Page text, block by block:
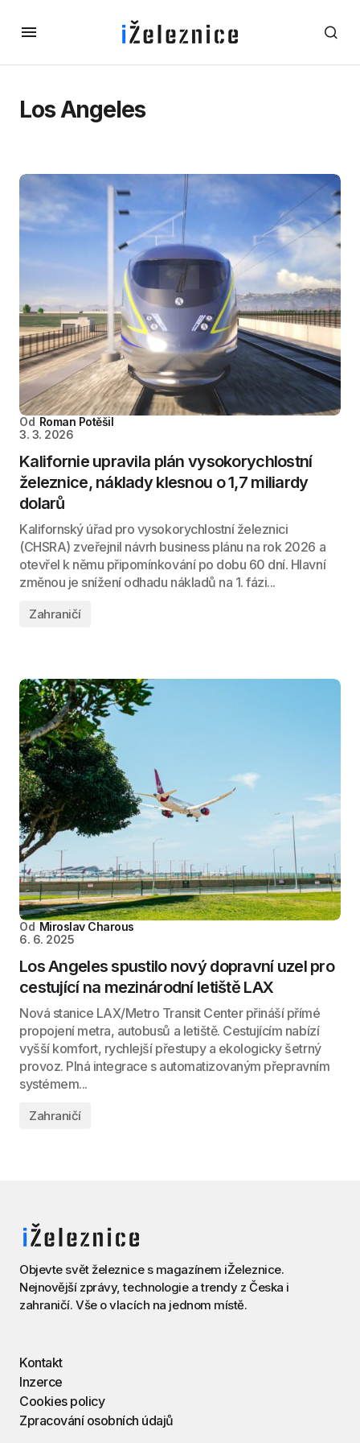
Los Angeles
Od Roman Potěšil
3. 3. 2026
Kalifornie upravila plán vysokorychlostní
železnice, náklady klesnou o 1,7 miliardy
dolarů
Kalifornský úřad pro vysokorychlostní železnici
(CHSRA) zveřejnil návrh business plánu na rok 2026 a
otevřel k němu připomínkování po dobu 60 dní. Hlavní
změnou je snížení odhadu nákladů na 1. fázi...
Zahraničí
Od Miroslav Charous
6. 6. 2025
Los Angeles spustilo nový dopravní uzel pro
cestující na mezinárodní letiště LAX
Nová stanice LAX/Metro Transit Center přináší přímé
propojení metra, autobusů a letiště. Cestujícím nabízí
vyšší komfort, rychlejší přestupy a ekologicky šetrný
provoz. Plná integrace s automatizovaným přepravním
systémem...
Zahraničí
Objevte svět železnice s magazínem iŽeleznice.
Nejnovější zprávy, technologie a trendy z Česka i
zahraničí. Vše o vlacích na jednom místě.
Kontakt
Inzerce
Cookies policy
Zpracování osobních údajů